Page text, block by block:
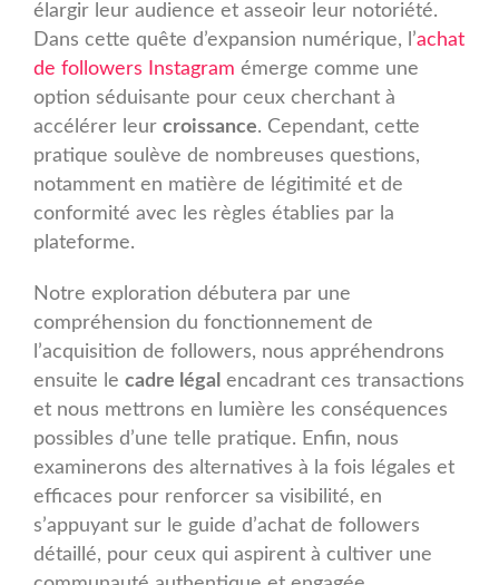
élargir leur audience et asseoir leur notoriété.
Dans cette quête d’expansion numérique, l’achat
de followers Instagram émerge comme une
option séduisante pour ceux cherchant à
accélérer leur croissance. Cependant, cette
pratique soulève de nombreuses questions,
notamment en matière de légitimité et de
conformité avec les règles établies par la
plateforme.
Notre exploration débutera par une
compréhension du fonctionnement de
l’acquisition de followers, nous appréhendrons
ensuite le cadre légal encadrant ces transactions
et nous mettrons en lumière les conséquences
possibles d’une telle pratique. Enfin, nous
examinerons des alternatives à la fois légales et
efficaces pour renforcer sa visibilité, en
s’appuyant sur le guide d’achat de followers
détaillé, pour ceux qui aspirent à cultiver une